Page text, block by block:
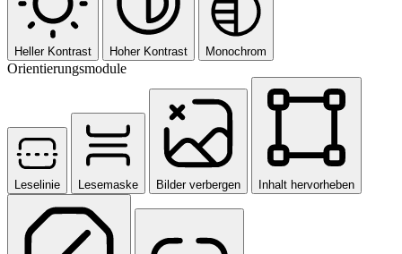
Heller Kontrast Hoher Kontrast Monochrom
Orientierungsmodule
Leselinie Lesemaske Bilder verbergen Inhalt hervorheben